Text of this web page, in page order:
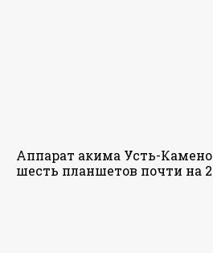
Аппарат акима Усть-
шесть планшетов почти на